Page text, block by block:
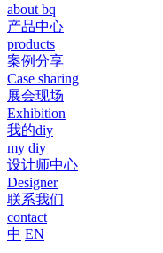
about bq
产品中心
products
案例分享
Case sharing
展会现场
Exhibition
我的diy
my diy
设计师中心
Designer
联系我们
contact
中 EN